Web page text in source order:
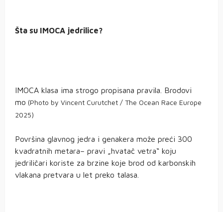
Šta su IMOCA jedrilice?
IMOCA klasa ima strogo propisana pravila. Brodovi
mo (Photo by Vincent Curutchet / The Ocean Race Europe
2025)
Površina glavnog jedra i genakera može preći 300
kvadratnih metara– pravi „hvatač vetra“ koju
jedriličari koriste za brzine koje brod od karbonskih
vlakana pretvara u let preko talasa.